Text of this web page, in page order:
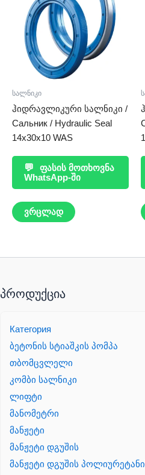
სალნიკი
ჰიდრავლიკური სალნიკი /
Сальник / Hydraulic Seal
14x30x10 WAS
💬
ფასის მოთხოვნა
WhatsApp-ში
ვრცლად
პროდუქცია
Категория
ბეტონის სტიაშკის პომპა
თბომცვლელი
კომბი სალნიკი
ლიფტი
მანომეტრი
მანჟეტი
მანჟეტი დგუშის
მანჟეტი დგუშის